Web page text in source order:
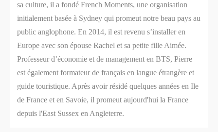
sa culture, il a fondé French Moments, une organisation
initialement basée à Sydney qui promeut notre beau pays au
public anglophone. En 2014, il est revenu s’installer en
Europe avec son épouse Rachel et sa petite fille Aimée.
Professeur d’économie et de management en BTS, Pierre
est également formateur de français en langue étrangère et
guide touristique. Après avoir résidé quelques années en Ile
de France et en Savoie, il promeut aujourd'hui la France
depuis l'East Sussex en Angleterre.